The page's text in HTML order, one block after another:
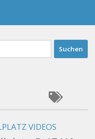
VIDEOS